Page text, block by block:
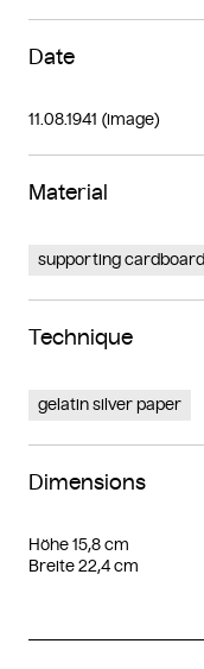
Date
11.08.1941 (image)
Material
supporting cardboard
Technique
gelatin silver paper
Dimensions
Höhe 15,8 cm
Breite 22,4 cm